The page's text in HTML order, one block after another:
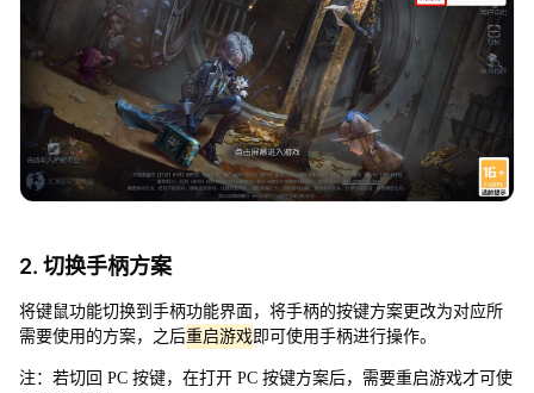
2. 切换手柄方案
将键鼠功能切换到手柄功能界面，将手柄的按键方案更改为对应所
需要使用的方案，之后重启游戏即可使用手柄进行操作。
注：若切回 PC 按键，在打开 PC 按键方案后，需要重启游戏才可使